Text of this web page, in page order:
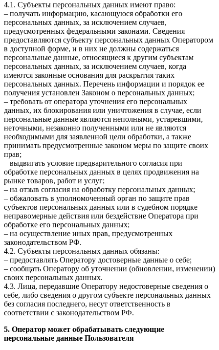
4.1. Субъекты персональных данных имеют право:
– получать информацию, касающуюся обработки его
персональных данных, за исключением случаев,
предусмотренных федеральными законами. Сведения
предоставляются субъекту персональных данных Оператором
в доступной форме, и в них не должны содержаться
персональные данные, относящиеся к другим субъектам
персональных данных, за исключением случаев, когда
имеются законные основания для раскрытия таких
персональных данных. Перечень информации и порядок ее
получения установлен Законом о персональных данных;
– требовать от оператора уточнения его персональных
данных, их блокирования или уничтожения в случае, если
персональные данные являются неполными, устаревшими,
неточными, незаконно полученными или не являются
необходимыми для заявленной цели обработки, а также
принимать предусмотренные законом меры по защите своих
прав;
– выдвигать условие предварительного согласия при
обработке персональных данных в целях продвижения на
рынке товаров, работ и услуг;
– на отзыв согласия на обработку персональных данных;
– обжаловать в уполномоченный орган по защите прав
субъектов персональных данных или в судебном порядке
неправомерные действия или бездействие Оператора при
обработке его персональных данных;
– на осуществление иных прав, предусмотренных
законодательством РФ.
4.2. Субъекты персональных данных обязаны:
– предоставлять Оператору достоверные данные о себе;
– сообщать Оператору об уточнении (обновлении, изменении)
своих персональных данных.
4.3. Лица, передавшие Оператору недостоверные сведения о
себе, либо сведения о другом субъекте персональных данных
без согласия последнего, несут ответственность в
соответствии с законодательством РФ.
5. Оператор может обрабатывать следующие
персональные данные Пользователя